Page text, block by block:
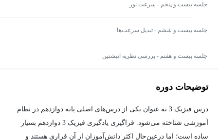
جلسه بیست و پنجم - سرعت نور
جلسه بیست و ششم - تبدیل سرعت‌ها
جلسه بیست و هفتم - بررسی نظریه انیشتین
توضیحات دوره
درس فیزیک 3 به عنوان یکی از درس‌های اصلی پایه دوازدهم در نظام
آموزشی شناخته می‌شود. فراگیری یادگیری فیزیک 3 دوازدهم بسیار
ساده است؛ اما درعین‌حال اکثر دانش‌آموزان از آن فراری هستند و